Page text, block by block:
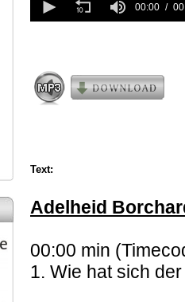
seconds
of
00:00
Text:
Adelheid
00:00 min
1. Wie hat sich